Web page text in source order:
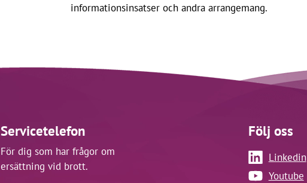
informationsinsatser och andra arrangemang.
Servicetelefon
För dig som har frågor om
ersättning vid brott.
Följ oss
Linkedin
Youtube